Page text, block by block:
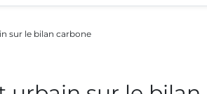
sur le bilan carbone